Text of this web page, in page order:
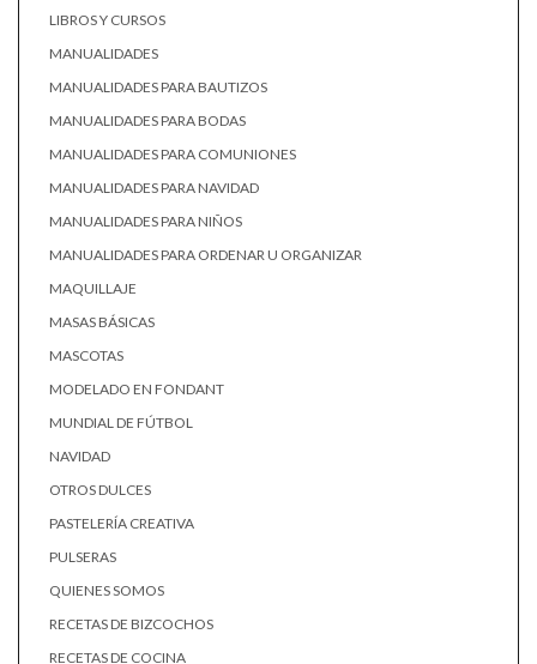
LIBROS Y CURSOS
MANUALIDADES
MANUALIDADES PARA BAUTIZOS
MANUALIDADES PARA BODAS
MANUALIDADES PARA COMUNIONES
MANUALIDADES PARA NAVIDAD
MANUALIDADES PARA NIÑOS
MANUALIDADES PARA ORDENAR U ORGANIZAR
MAQUILLAJE
MASAS BÁSICAS
MASCOTAS
MODELADO EN FONDANT
MUNDIAL DE FÚTBOL
NAVIDAD
OTROS DULCES
PASTELERÍA CREATIVA
PULSERAS
QUIENES SOMOS
RECETAS DE BIZCOCHOS
RECETAS DE COCINA